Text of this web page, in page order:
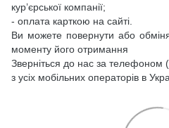
кур’єрської компанії;
- оплата карткою на сайті.
Ви можете повернути або
моменту його отримання
Зверніться до нас за
з усіх мобільних операторів в